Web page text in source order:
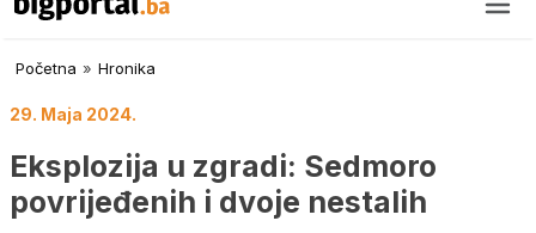
Početna » Hronika
29. Maja 2024.
Eksplozija u zgradi: Sedmoro
povrijeđenih i dvoje nestalih